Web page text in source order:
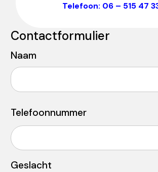
Telefoon: 06 – 515 47
Contactformulier
Naam
Telefoonnummer
Geslacht